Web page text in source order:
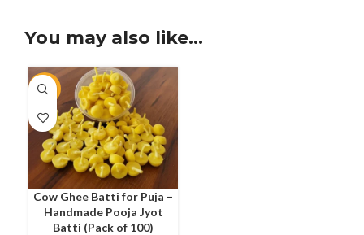
You may also like…
-20%
Cow Ghee Batti for Puja –
Handmade Pooja Jyot
Batti (Pack of 100)